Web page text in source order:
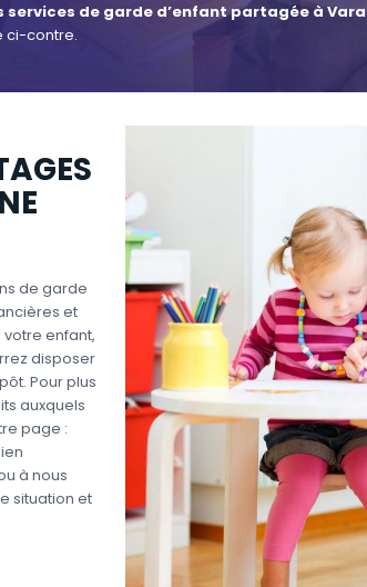
services de garde d’enfant partagée à
ci-contre.
de garde
et
votre enfant,
disposer
Pour plus
auxquels
page :
à nous
situation et